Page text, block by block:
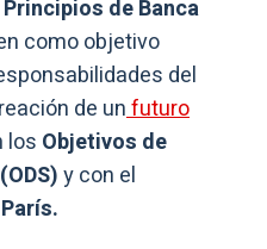
Principios de Banca
como objetivo
del
de unfuturo
los Objetivos de
y con el